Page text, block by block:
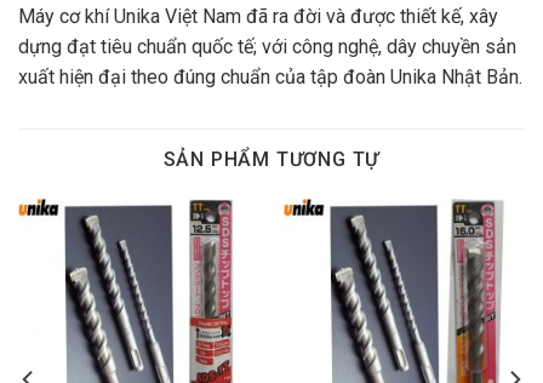
Máy cơ khí Unika Việt Nam đã ra đời và được thiết kế, xây
dựng đạt tiêu chuẩn quốc tế; với công nghệ, dây chuyền sản
xuất hiện đại theo đúng chuẩn của tập đoàn Unika Nhật Bản.
SẢN PHẨM TƯƠNG TỰ